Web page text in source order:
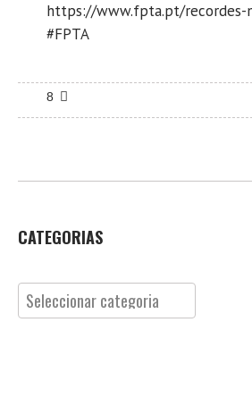
https://www.fpta.pt/recordes-
#FPTA
8
CATEGORIAS
Categorias